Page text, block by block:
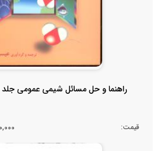
راهنما و حل مسائل شیمی عمومی
قیمت: